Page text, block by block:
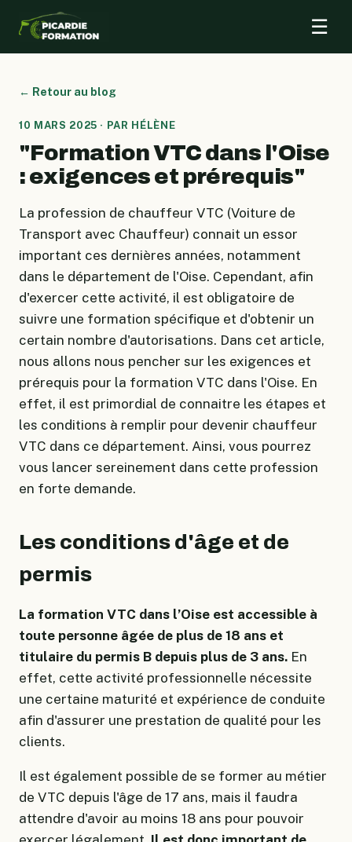
☰
← Retour au blog
10 MARS 2025 · PAR HÉLÈNE
"Formation VTC dans l'Oise
: exigences et prérequis"
La profession de chauffeur VTC (Voiture de
Transport avec Chauffeur) connait un essor
important ces dernières années, notamment
dans le département de l'Oise. Cependant, afin
d'exercer cette activité, il est obligatoire de
suivre une formation spécifique et d'obtenir un
certain nombre d'autorisations. Dans cet article,
nous allons nous pencher sur les exigences et
prérequis pour la formation VTC dans l'Oise. En
effet, il est primordial de connaitre les étapes et
les conditions à remplir pour devenir chauffeur
VTC dans ce département. Ainsi, vous pourrez
vous lancer sereinement dans cette profession
en forte demande.
Les conditions d'âge et de
permis
La formation VTC dans l’Oise est accessible à
toute personne âgée de plus de 18 ans et
titulaire du permis B depuis plus de 3 ans. En
effet, cette activité professionnelle nécessite
une certaine maturité et expérience de conduite
afin d'assurer une prestation de qualité pour les
clients.
Il est également possible de se former au métier
de VTC depuis l'âge de 17 ans, mais il faudra
attendre d'avoir au moins 18 ans pour pouvoir